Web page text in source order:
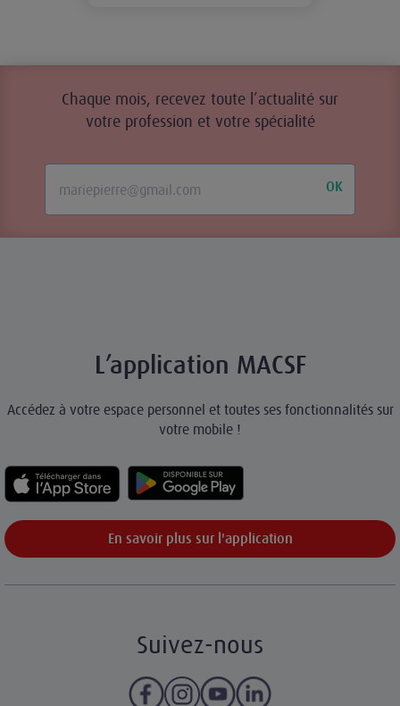
Chaque mois, recevez toute l’actualité sur
votre profession et votre spécialité
OK
L’application MACSF
Accédez à votre espace personnel et toutes ses fonctionnalités sur
votre mobile !
En savoir plus sur l'application
Suivez-nous